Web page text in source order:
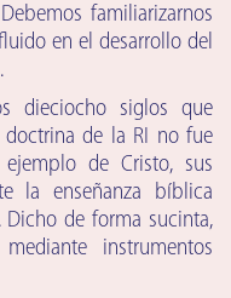
familiarizarnos
en el desarrollo del
dieciocho siglos que
de la RI no fue
de Cristo, sus
la enseñanza bíblica
de forma sucinta,
instrumentos